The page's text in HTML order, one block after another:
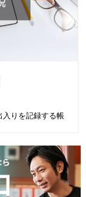
入りを記録する帳